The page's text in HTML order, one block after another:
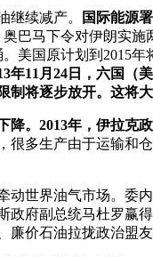
续减产。
国际能源
奥巴马下令对伊朗实
美国原计划到2015
年11月24日，六国（
制将逐步放开。这将
降。2013年，伊拉克
很多生产由于运输和
界油气市场。委内
政府副总统马杜罗赢
廉价石油拉拢政治盟